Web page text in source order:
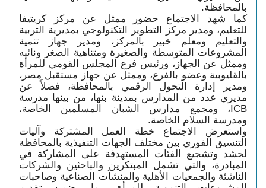
بالمحافظة.
كما شهد الاجتماع حضور ممثل عن مركز كريتيفا
للتعليم، ومدير مركز التطوير التكنولوجي بمديرية التربية
والتعليم ومعلم خبير بالمركز، ومدير جهاز تنمية
المشروعات المتوسطة والصغيرة ومتناهية الصغر ونائبه
وممثل عن الجهاز، ورئيس فرع المجلس القومي للمرأة
بالقليوبية وعضو بالفرع، وممثل عن جهاز مستقبل مصر،
ومدير إدارة التحول الرقمي بالمحافظة، فضلاً عن
مديري عدد من المدارس بمدينة بنها، من بينها مدرسة
ICB، ومجمع مدارس الشبان المسلمين الخاصة،
ومدرسة السلام الخاصة.
واستعرض الاجتماع خطة العمل المشتركة وآليات
التنسيق الفوري بين مختلف الجهات التنفيذية بالمحافظة
لحشد وتشجيع الفئات المستهدفة على المشاركة في
المبادرة، والتي تشمل المبتكرين والباحثين والشركات
الناشئة والجمعيات الأهلية والمنشآت الصناعية وصاحبات